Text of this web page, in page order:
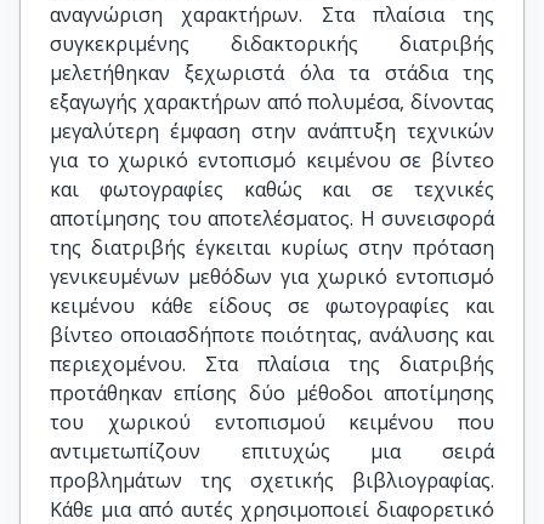
αναγνώριση χαρακτήρων. Στα πλαίσια της
συγκεκριμένης διδακτορικής διατριβής
μελετήθηκαν ξεχωριστά όλα τα στάδια της
εξαγωγής χαρακτήρων από πολυμέσα, δίνοντας
μεγαλύτερη έμφαση στην ανάπτυξη τεχνικών
για το χωρικό εντοπισμό κειμένου σε βίντεο
και φωτογραφίες καθώς και σε τεχνικές
αποτίμησης του αποτελέσματος. Η συνεισφορά
της διατριβής έγκειται κυρίως στην πρόταση
γενικευμένων μεθόδων για χωρικό εντοπισμό
κειμένου κάθε είδους σε φωτογραφίες και
βίντεο οποιασδήποτε ποιότητας, ανάλυσης και
περιεχομένου. Στα πλαίσια της διατριβής
προτάθηκαν επίσης δύο μέθοδοι αποτίμησης
του χωρικού εντοπισμού κειμένου που
αντιμετωπίζουν επιτυχώς μια σειρά
προβλημάτων της σχετικής βιβλιογραφίας.
Κάθε μια από αυτές χρησιμοποιεί διαφορετικό